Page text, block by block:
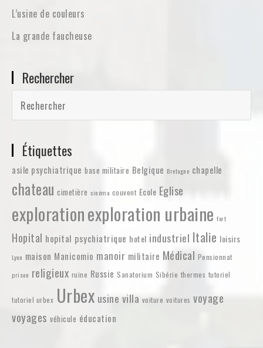
L’usine de couleurs
La grande faucheuse
Rechercher
Étiquettes
asile psychiatrique base militaire Belgique Bretagne chapelle
chateau cimetière cinéma couvent Ecole Eglise
explorationexploration urbaine fort
Hopital hopital psychiatrique hotel industriel Italie loisirs
Lyon maison Manicomio manoir militaire Médical Pensionnat
prison religieux ruine Russie Sanatorium Sibérie thermes tutoriel
tutoriel urbex Urbex usine villa voiture voitures voyage
voyages véhicule éducation